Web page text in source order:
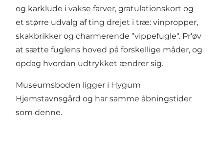
og karklude i vakse farver, gratulationskort og
et større udvalg af ting drejet i træ: vinpropper,
skakbrikker og charmerende "vippefugle". Pr'øv
at sætte fuglens hoved på forskellige måder, og
opdag hvordan udtrykket ændrer sig.
Museumsboden ligger i Hygum
Hjemstavnsgård og har samme åbningstider
som denne.